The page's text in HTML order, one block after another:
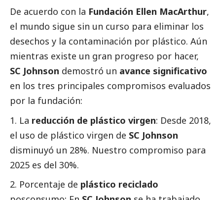
De acuerdo con la Fundación Ellen MacArthur,
el mundo sigue sin un curso para eliminar los
desechos y la contaminación por plástico. Aún
mientras existe un gran progreso por hacer,
SC Johnson demostró un avance significativo
en los tres principales compromisos evaluados
por la fundación:
La reducción de plástico virgen: Desde 2018,
el uso de plástico virgen de SC Johnson
disminuyó un 28%. Nuestro compromiso para
2025 es del 30%.
Porcentaje de plástico reciclado